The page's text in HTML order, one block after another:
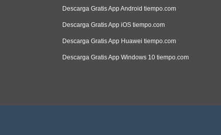
Descarga Gratis App Android tiempo.com
Descarga Gratis App iOS tiempo.com
Descarga Gratis App Huawei tiempo.com
Descarga Gratis App Windows 10 tiempo.com